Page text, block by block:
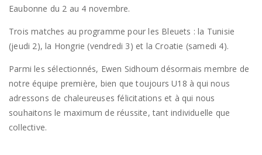
Eaubonne du 2 au 4 novembre.
Trois matches au programme pour les Bleuets : la Tunisie
(jeudi 2), la Hongrie (vendredi 3) et la Croatie (samedi 4).
Parmi les sélectionnés, Ewen Sidhoum désormais membre de
notre équipe première, bien que toujours U18 à qui nous
adressons de chaleureuses félicitations et à qui nous
souhaitons le maximum de réussite, tant individuelle que
collective.